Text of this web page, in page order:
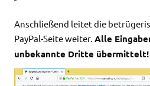
Anschließend leitet die
PayPal-Seite weiter. Alle
unbekannte Dritte übermittelt!